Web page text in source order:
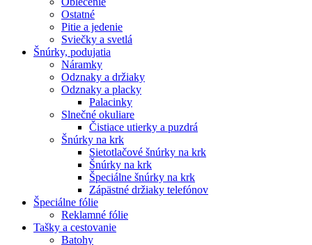
Ostatné
Pitie a jedenie
Sviečky a svetlá
Šnúrky, podujatia
Náramky
Odznaky a držiaky
Odznaky a placky
Palacinky
Slnečné okuliare
Čistiace utierky a puzdrá
Šnúrky na krk
Sietotlačové šnúrky na krk
Šnúrky na krk
Špeciálne šnúrky na krk
Zápästné držiaky telefónov
Špeciálne fólie
Reklamné fólie
Tašky a cestovanie
Batohy